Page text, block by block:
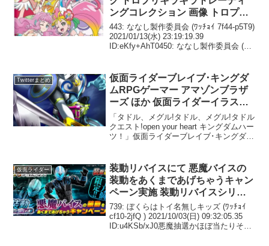
ングコレクション 画像 トロプリ
は狙って何色キュアという分類し
にくいカラーリングにしてるんだ
ろうか
443: ななし製作委員会 (ﾜｯﾁｮｲ 7f44-p5T9)
2021/01/13(水) 23:19:19.39
ID:eKfy+AhT0450: ななし製作委員会 (ﾜｯ
ﾁｮｲ ffb9-Vags) 2021/01/14(木) 10:1...
Twitterまとめ
仮面ライダーブレイブ･キングダ
ムRPGゲーマー アマゾンブラザ
ーズ ほか 仮面ライダーイラスト
まとめ
クエスト!open your heart キングダムハー
ツ！」仮面ライダーブレイブ･キングダム
RPGゲーマースクエニさんの「キングダ
仮面ライダー
装動リバイスにて 悪魔バイスの
装動をあくまであげちゃうキャン
ペーン実施 装動リバイスシリー
ズのバーコード6枚を1口としてハ
ガキで応募 抽選で合計10,000名
に 悪魔バイスの装動が当たる
739: ぼくらはトイ名無しキッズ (ﾜｯﾁｮｲ
cf10-2jfQ ) 2021/10/03(日) 09:32:05.35
ID:u4KSb/xJ0悪魔抽選かほぼ当たりそう
だけど740: ぼくらはトイ名無しキッズ (ﾜ